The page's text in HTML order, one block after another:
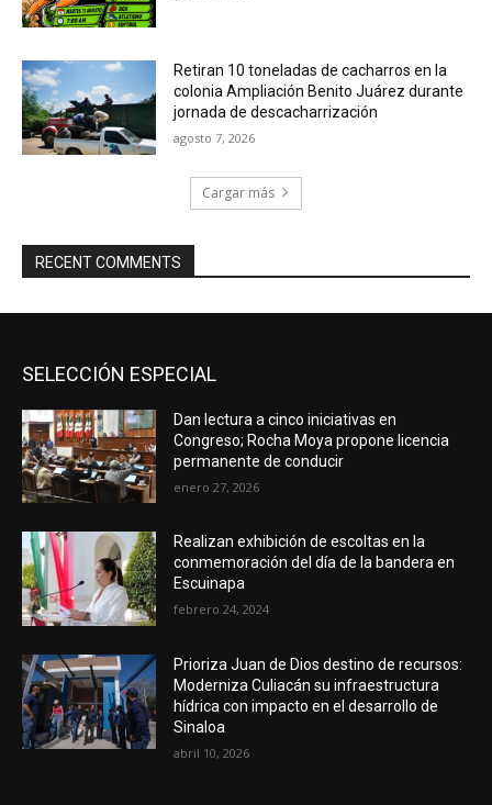
Retiran 10 toneladas de cacharros en la
colonia Ampliación Benito Juárez durante
jornada de descacharrización
agosto 7, 2026
Cargar más
RECENT COMMENTS
SELECCIÓN ESPECIAL
Dan lectura a cinco iniciativas en
Congreso; Rocha Moya propone licencia
permanente de conducir
enero 27, 2026
Realizan exhibición de escoltas en la
conmemoración del día de la bandera en
Escuinapa
febrero 24, 2024
Prioriza Juan de Dios destino de recursos:
Moderniza Culiacán su infraestructura
hídrica con impacto en el desarrollo de
Sinaloa
abril 10, 2026